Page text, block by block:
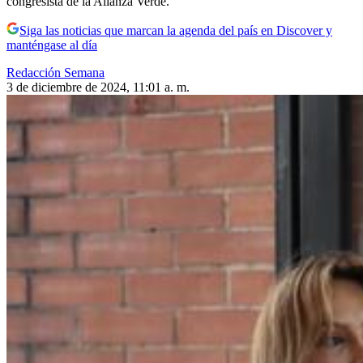
Siga las noticias que marcan la agenda del país en Discover y
manténgase al día
Redacción Semana
3 de diciembre de 2024, 11:01 a. m.